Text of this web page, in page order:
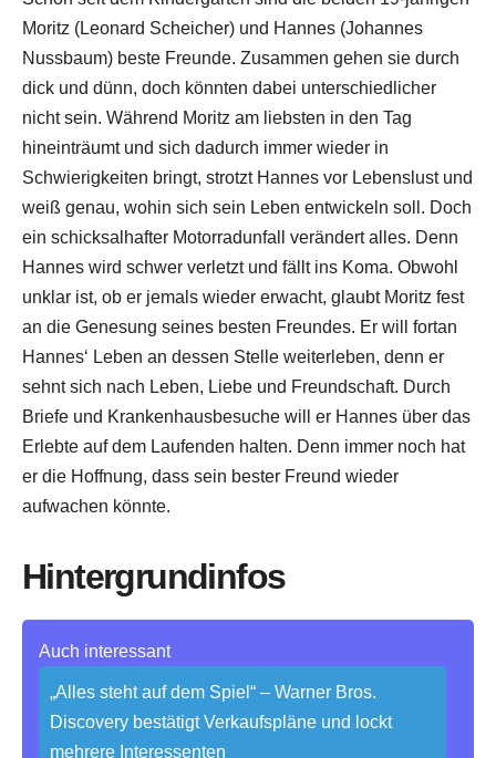
Moritz (Leonard Scheicher) und Hannes (Johannes
Nussbaum) beste Freunde. Zusammen gehen sie durch
dick und dünn, doch könnten dabei unterschiedlicher
nicht sein. Während Moritz am liebsten in den Tag
hineinträumt und sich dadurch immer wieder in
Schwierigkeiten bringt, strotzt Hannes vor Lebenslust und
weiß genau, wohin sich sein Leben entwickeln soll. Doch
ein schicksalhafter Motorradunfall verändert alles. Denn
Hannes wird schwer verletzt und fällt ins Koma. Obwohl
unklar ist, ob er jemals wieder erwacht, glaubt Moritz fest
an die Genesung seines besten Freundes. Er will fortan
Hannes‘ Leben an dessen Stelle weiterleben, denn er
sehnt sich nach Leben, Liebe und Freundschaft. Durch
Briefe und Krankenhausbesuche will er Hannes über das
Erlebte auf dem Laufenden halten. Denn immer noch hat
er die Hoffnung, dass sein bester Freund wieder
aufwachen könnte.
Hintergrundinfos
Auch interessant
„Alles steht auf dem Spiel“ – Warner Bros.
Discovery bestätigt Verkaufspläne und lockt
mehrere Interessenten